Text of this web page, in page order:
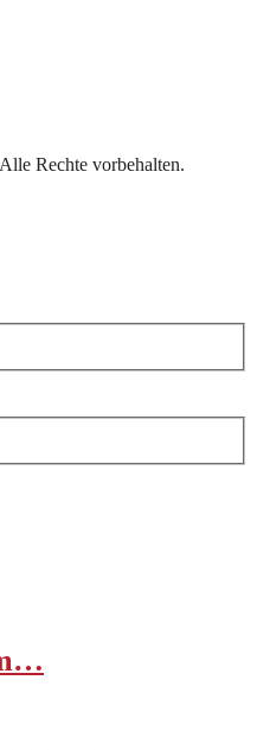
Rechte vorbehalten.